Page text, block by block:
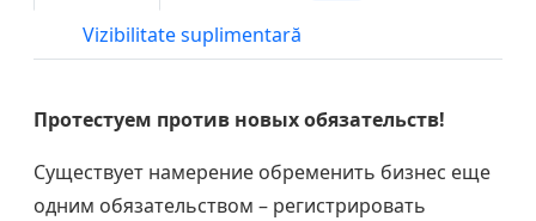
Vizibilitate suplimentară
Протестуем против новых обязательств!
Существует намерение обременить бизнес еще
одним обязательством – регистрировать